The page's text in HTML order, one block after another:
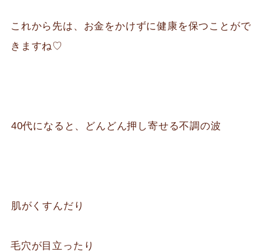
これから先は、お金をかけずに健康を保つことがで
きますね♡
⁡40代になると、どんどん押し寄せる不調の波
⁡肌がくすんだり
毛穴が目立ったり